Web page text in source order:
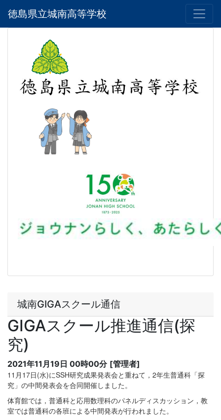
徳島県立城南高等学校
城南GIGAスクール通信
GIGAスクール推進通信(探
究)
2021年11月19日 00時00分 [管理者]
11月17日(水)にSSH研究成果発表会と重ねて，2年生普通科「探
究」の中間発表会を合同開催しました。
体育館では，普通科と応用数理科のパネルディスカッション，教
室では普通科の各班による中間発表が行われました。